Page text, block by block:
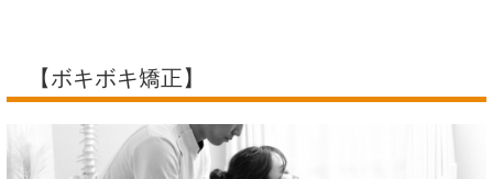
【ボキボキ矯正】